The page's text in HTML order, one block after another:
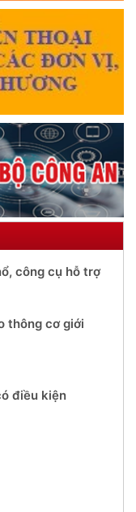
công cụ hỗ trợ
thông cơ giới
điều kiện